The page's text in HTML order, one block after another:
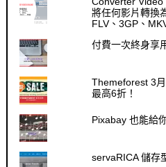
將任何影片轉換
FLV、3GP、
付費一次終身享
Themeforest 3
最高6折！
Pixabay 也能給
servaRICA 儲存